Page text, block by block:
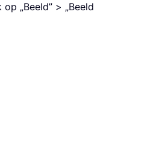
„Beeld” > „Beeld